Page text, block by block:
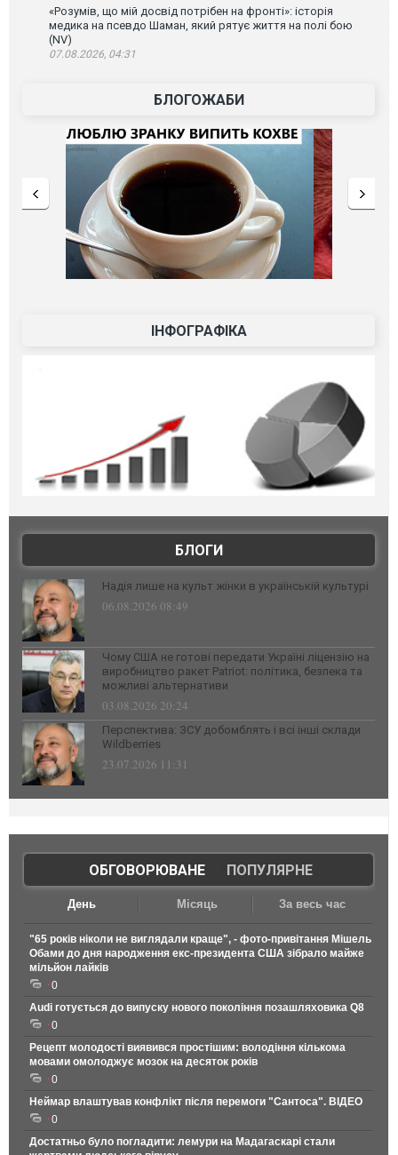
«Розумів, що мій досвід потрібен на фронті»: історія
медика на псевдо Шаман, який рятує життя на полі бою
(NV)
07.08.2026, 04:31
БЛОГОЖАБИ
ІНФОГРАФІКА
БЛОГИ
Надія лише на культ жінки в українській культурі
06.08.2026 08:49
Чому США не готові передати Україні ліцензію на
виробництво ракет Patriot: політика, безпека та
можливі альтернативи
03.08.2026 20:24
Перспектива: ЗСУ добомблять і всі інші склади
Wildberries
23.07.2026 11:31
ОБГОВОРЮВАНЕ| ПОПУЛЯРНЕ
День Місяць За весь час
"65 років ніколи не виглядали краще", - фото-привітання Мішель
Обами до дня народження екс-президента США зібрало майже
мільйон лайків
0
Audi готується до випуску нового покоління позашляховика Q8
0
Рецепт молодості виявився простішим: володіння кількома
мовами омолоджує мозок на десяток років
0
Неймар влаштував конфлікт після перемоги "Сантоса". ВІДЕО
0
Достатньо було погладити: лемури на Мадагаскарі стали